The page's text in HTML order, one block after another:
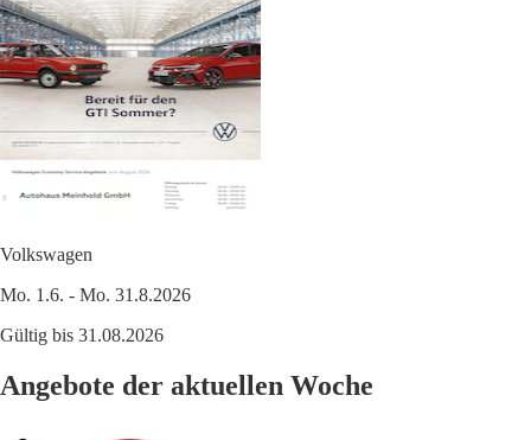
Volkswagen
Mo. 1.6. - Mo. 31.8.2026
Gültig bis 31.08.2026
Angebote der aktuellen Woche